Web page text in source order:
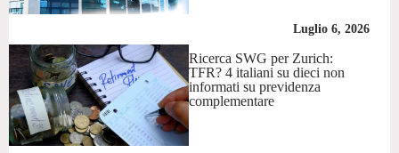
Luglio 6, 2026
Ricerca SWG per Zurich:
TFR? 4 italiani su dieci non
informati su previdenza
complementare